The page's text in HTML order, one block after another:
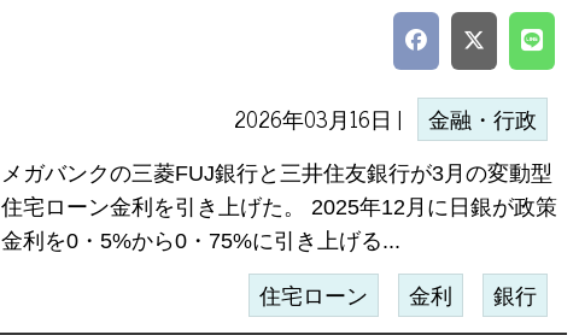
2026年03月16日 | 金融・行政
メガバンクの三菱FUJ銀行と三井住友銀行が3月の変動型
住宅ローン金利を引き上げた。 2025年12月に日銀が政策
金利を0・5%から0・75%に引き上げる...
住宅ローン 金利 銀行